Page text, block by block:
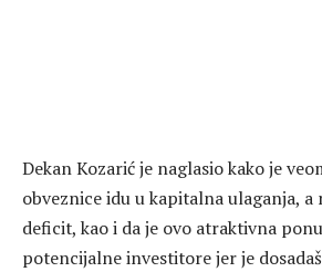
Dekan Kozarić je naglasio kako je
obveznice idu u kapitalna ulaganja, a
deficit, kao i da je ovo atraktivna
potencijalne investitore jer je